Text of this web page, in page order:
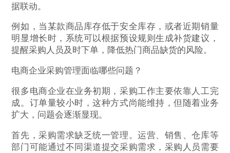
据联动。
例如，当某款商品库存低于安全库存，或者近期销量
明显增长时，系统可以根据预设规则生成补货建议，
提醒采购人员及时下单，降低热门商品缺货的风险。
电商企业采购管理面临哪些问题？
很多电商企业在业务初期，采购工作主要依靠人工完
成。订单量较小时，这种方式尚能维持，但随着业务
扩大，问题会逐渐显现。
首先，采购需求缺乏统一管理。运营、销售、仓库等
部门可能通过不同渠道提交采购需求，采购人员需要